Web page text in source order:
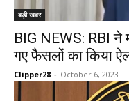
बड़ी खबर
BIG NEWS: RBI ने
गए फैसलों का किया
Clipper28 - October 6, 2023